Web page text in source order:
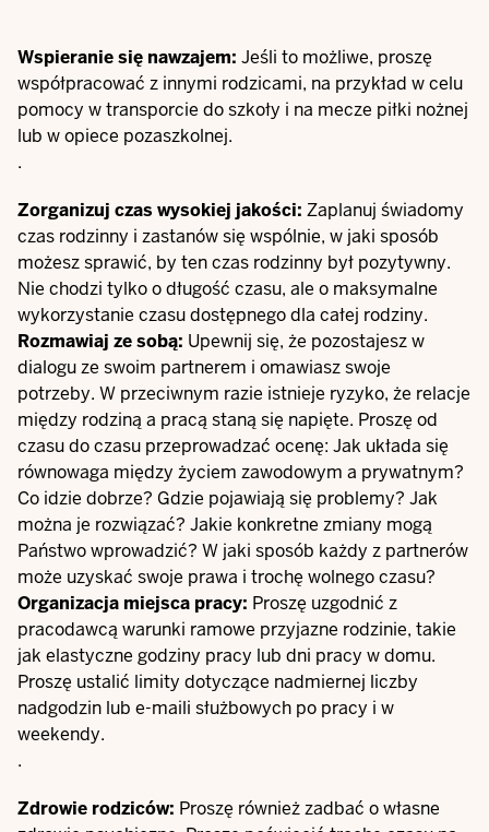
Wspieranie się nawzajem: Jeśli to możliwe, proszę
współpracować z innymi rodzicami, na przykład w celu
pomocy w transporcie do szkoły i na mecze piłki nożnej
lub w opiece pozaszkolnej.
.
Zorganizuj czas wysokiej jakości: Zaplanuj świadomy
czas rodzinny i zastanów się wspólnie, w jaki sposób
możesz sprawić, by ten czas rodzinny był pozytywny.
Nie chodzi tylko o długość czasu, ale o maksymalne
wykorzystanie czasu dostępnego dla całej rodziny.
Rozmawiaj ze sobą: Upewnij się, że pozostajesz w
dialogu ze swoim partnerem i omawiasz swoje
potrzeby. W przeciwnym razie istnieje ryzyko, że relacje
między rodziną a pracą staną się napięte. Proszę od
czasu do czasu przeprowadzać ocenę: Jak układa się
równowaga między życiem zawodowym a prywatnym?
Co idzie dobrze? Gdzie pojawiają się problemy? Jak
można je rozwiązać? Jakie konkretne zmiany mogą
Państwo wprowadzić? W jaki sposób każdy z partnerów
może uzyskać swoje prawa i trochę wolnego czasu?
Organizacja miejsca pracy: Proszę uzgodnić z
pracodawcą warunki ramowe przyjazne rodzinie, takie
jak elastyczne godziny pracy lub dni pracy w domu.
Proszę ustalić limity dotyczące nadmiernej liczby
nadgodzin lub e-maili służbowych po pracy i w
weekendy.
.
Zdrowie rodziców: Proszę również zadbać o własne